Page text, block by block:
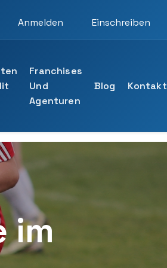
Anmelden Einschreiben
Universität
der UTAMED-Universität
an
Franchises
Und
Agenturen
Blog Kontakt
im